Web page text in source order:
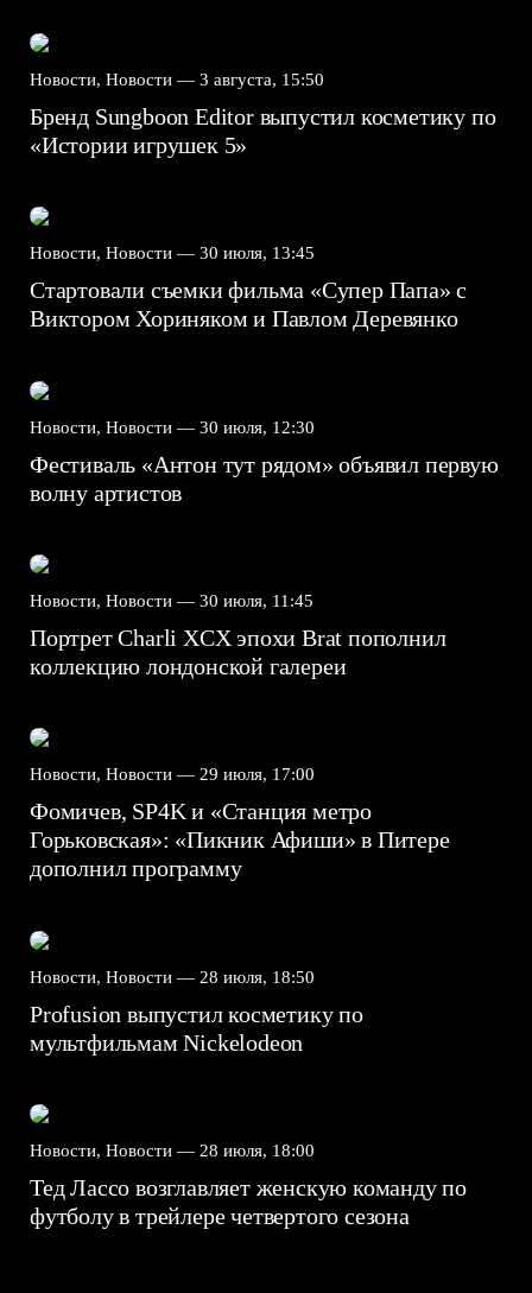
Новости, Новости — 3 августа, 15:50
Бренд Sungboon Editor выпустил косметику по
«Истории игрушек 5»
Новости, Новости — 30 июля, 13:45
Стартовали съемки фильма «Супер Папа» с
Виктором Хориняком и Павлом Деревянко
Новости, Новости — 30 июля, 12:30
Фестиваль «Антон тут рядом» объявил первую
волну артистов
Новости, Новости — 30 июля, 11:45
Портрет Charli XCX эпохи Brat пополнил
коллекцию лондонской галереи
Новости, Новости — 29 июля, 17:00
Фомичев, SP4K и «Станция метро
Горьковская»: «Пикник Афиши» в Питере
дополнил программу
Новости, Новости — 28 июля, 18:50
Profusion выпустил косметику по
мультфильмам Nickelodeon
Новости, Новости — 28 июля, 18:00
Тед Лассо возглавляет женскую команду по
футболу в трейлере четвертого сезона